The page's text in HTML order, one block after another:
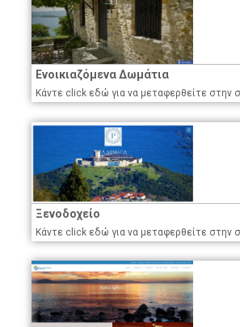
Ενοικιαζόμενα Δωμάτια
Κάντε click εδώ για να μεταφερθείτε στην
Ξενοδοχείο
Κάντε click εδώ για να μεταφερθείτε στην